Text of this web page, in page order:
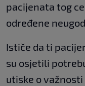
pacijenata tog
određene
Ističe da ti
su osjetili
utiske o važnosti